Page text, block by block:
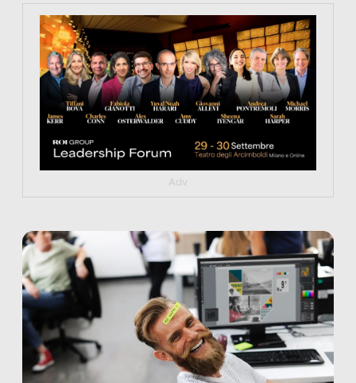
https://tinyurl.com/363fvfm9
Adv